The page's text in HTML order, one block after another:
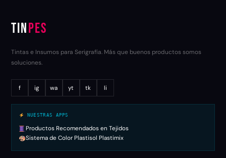
TINPES
Tintas e Insumos para Serigrafía. Más que buenos productos somos
soluciones.
f ig wa yt tk li
NUESTRAS APPS
Productos Recomendados en Tejidos
Sistema de Color Plastisol Plastimix